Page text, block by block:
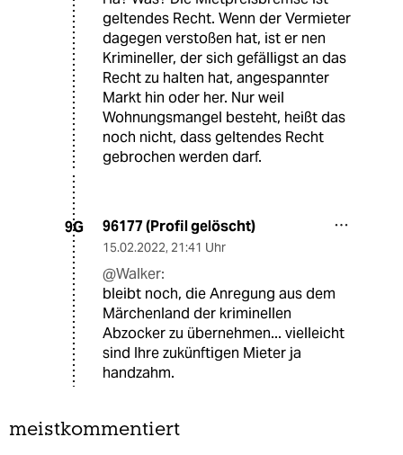
geltendes Recht. Wenn der Vermieter
dagegen verstoßen hat, ist er nen
Krimineller, der sich gefälligst an das
Recht zu halten hat, angespannter
Markt hin oder her. Nur weil
Wohnungsmangel besteht, heißt das
noch nicht, dass geltendes Recht
gebrochen werden darf.
9G 96177 (Profil gelöscht)
15.02.2022, 21:41 Uhr
@Walker:
bleibt noch, die Anregung aus dem
Märchenland der kriminellen
Abzocker zu übernehmen... vielleicht
sind Ihre zukünftigen Mieter ja
handzahm.
meistkommentiert